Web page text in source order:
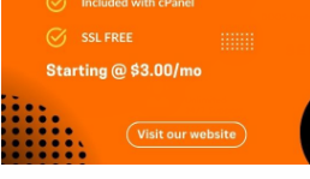
GENERAL
TECNOLOGÍA
IaC: Automatizando
entornos tecnológicos